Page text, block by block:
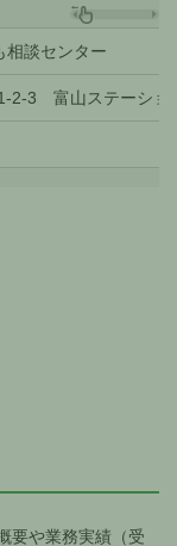
相談センター
2-3 富山ステーショ
要や業務実績（受